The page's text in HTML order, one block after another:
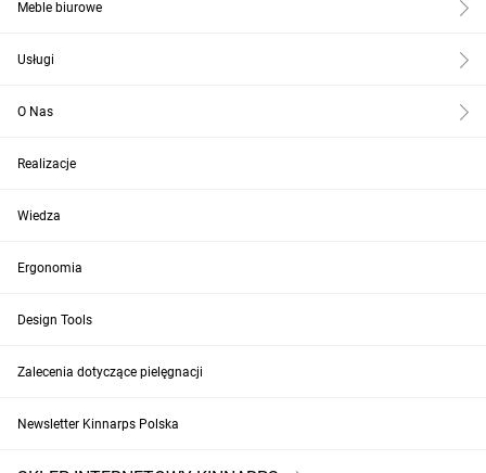
Meble biurowe
Usługi
O Nas
Realizacje
Wiedza
Ergonomia
Design Tools
Zalecenia dotyczące pielęgnacji
Newsletter Kinnarps Polska